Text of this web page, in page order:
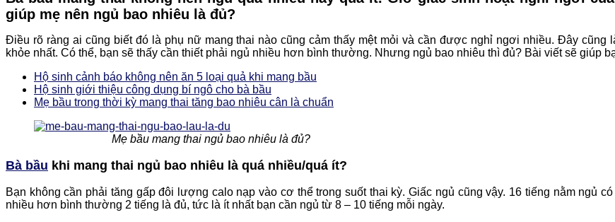
giúp mẹ nên ngủ bao nhiêu là đủ?
Điều rõ ràng ai cũng biết đó là phụ nữ mang thai nào cũng cảm thấy mệt mỏi và cần được nghỉ ngơi nhiều. Đây
khỏe nhất. Có thể, bạn sẽ thấy cần thiết phải ngủ nhiều hơn bình thường. Nhưng ngủ bao nhiêu thì đủ? Bài viết sẽ giúp
Hộ sinh cảnh báo không nên ăn 5 loại quả khi mang bầu
Hộ sinh giới thiệu công dụng bí ngô cho bà bầu
Mẹ bầu trong thời kỳ mang thai tăng bao nhiêu cân là chuẩn
Mẹ bầu mang thai ngủ bao nhiêu là đủ?
Bà bầu khi mang thai ngủ bao nhiêu là quá nhiều/quá ít?
Bạn không cần phải tăng gấp đôi lượng calo nạp vào cơ thể trong suốt thai kỳ. Giấc ngủ cũng vậy. 16 tiếng nằm ngủ
nhiều hơn bình thường 2 tiếng là đủ, tức là ít nhất bạn cần ngủ từ 8 – 10 tiếng mỗi ngày.